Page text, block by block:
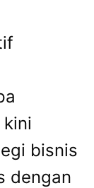
kini
bisnis
dengan